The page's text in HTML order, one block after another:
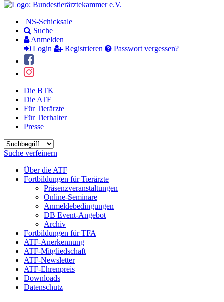
NS-Schicksale
Suche
Anmelden
Login
Registrieren Passwort vergessen?
Die BTK
Die ATF
Für Tierärzte
Für Tierhalter
Presse
Suchbegriff
Suche verfeinern
Über die ATF
Fortbildungen für Tierärzte
Präsenzveranstaltungen
Online-Seminare
Anmeldebedingungen
DB Event-Angebot
Archiv
Fortbildungen für TFA
ATF-Anerkennung
ATF-Mitgliedschaft
ATF-Newsletter
ATF-Ehrenpreis
Downloads
Datenschutz